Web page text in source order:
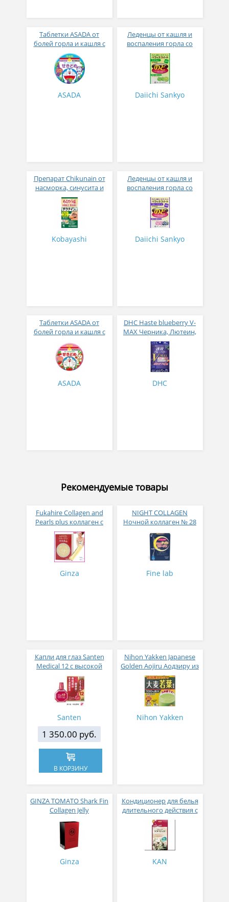
Таблетки ASADA от
болей горла и кашля с
виноградным вкусом №
30
ASADA
Леденцы от кашля и
воспаления горла со
вкусом лайма без сахара
№ 24
Daiichi Sankyo
Препарат Chikunain от
насморка, синусита и
гайморита № 112
Kobayashi
Леденцы от кашля и
воспаления горла со
вкусом черники без
сахара № 24
Daiichi Sankyo
Таблетки ASADA от
болей горла и кашля с
клубничным вкусом №
30
ASADA
DHC Haste blueberry V-
MAX Черника, Лютеин,
Астаксантин № 60
DHC
Рекомендуемые товары
Fukahire Collagen and
Pearls plus коллаген с
жемчужным порошком
№ 30
Ginza
NIGHT COLLAGEN
Ночной коллаген № 28
Fine lab
Капли для глаз Santen
Medical 12 с высокой
концентрацией
активных компонентов
12 мл
Santen
1 350.00 руб.
В КОРЗИНУ
Nihon Yakken Japanese
Golden Aojiru Аодзиру из
листьев молодого
ячменя
Nihon Yakken
GINZA TOMATO Shark Fin
Collagen Jelly
Коллагеновое желе из
плавников голубой
акулы со вкусом манго
№ 14
Ginza
Кондиционер для белья
длительного действия с
аромакапсулами с
экзотическим ароматом
500 мл
KAN